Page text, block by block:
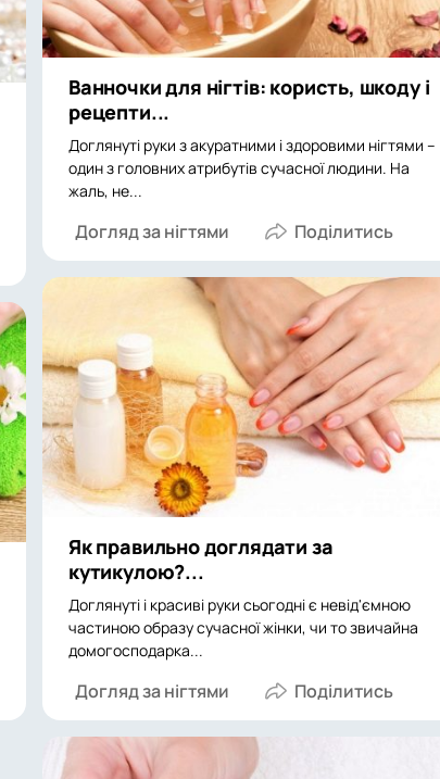
Ванночки для нігтів: користь, шкоду і
рецепти...
Доглянуті руки з акуратними і здоровими нігтями –
один з головних атрибутів сучасної людини. На
жаль, не...
Догляд за нігтями
Як правильно доглядати за
кутикулою?...
Доглянуті і красиві руки сьогодні є невід'ємною
частиною образу сучасної жінки, чи то звичайна
домогосподарка...
Догляд за нігтями